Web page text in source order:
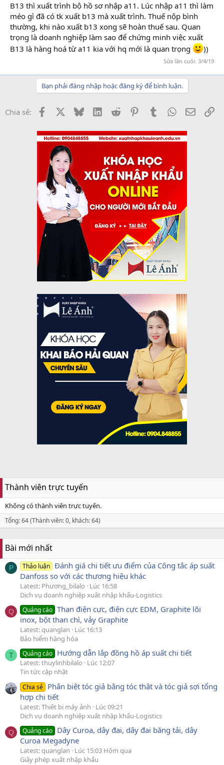
B13 thì xuất trình bộ hồ sơ nhập a11. Lúc nhập a11 thì làm
méo gì đã có tk xuất b13 mà xuất trình. Thuế nộp bình
thường, khi nào xuất b13 xong sẽ hoàn thuế sau. Quan
trọng là doanh nghiệp làm sao để chứng minh việc xuất
B13 là hàng hoá từ a11 kia với hq mới là quan trọng
))
Sửa lần cuối: 3/4/19
Bạn phải đăng nhập hoặc đăng ký để bình luận.
Chia sẻ: Facebook BlueskyLinkedInReddit PinterestTumblrWhatsApp
Email
Thành viên trực tuyến
Không có thành viên trực tuyến.
Tổng: 64 (Thành viên: 0, khách: 64)
Bài mới nhất
P Thảo luận Đánh giá chi tiết ưu điểm của Công tắc áp suất
Danfoss so với các thương hiệu khác
Latest: Phương_bilalo
Lúc 16:58
Dịch vụ doanh nghiệp xuất nhập khẩu-Logistics
Q Quảng cáo Than điện cực, điện cực EDM, Graphite lõi
inox, bột than chì, vảy Graphite
Latest: quanglan
Lúc 16:13
Bảo hiểm hàng hóa
T Quảng cáo Hướng dẫn lắp đồng hồ áp suất chi tiết
Latest: thuylinhbilalo
Lúc 12:07
Tin tức cập nhật
Chia sẻ Phân biệt tóc giả bằng tóc thật và tóc giả sợi tổng
hợp chi tiết
Latest: Thiết bị máy ảnh
Lúc 09:21
Dịch vụ doanh nghiệp xuất nhập khẩu-Logistics
Q Quảng cáo Dây Curoa, dây đai, dây đai băng tải, dây
Curoa Megadyne
Latest: quanglan
Lúc 15:03 Hôm qua
Giấy phép xuất nhập khẩu